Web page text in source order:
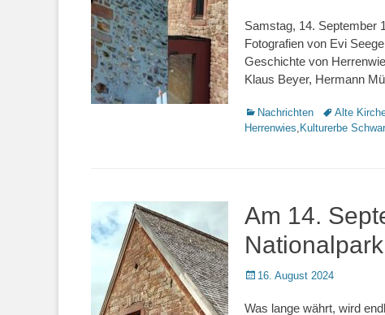
Samstag, 14. September
Fotografien von Evi
Geschichte von
Klaus Beyer, Hermann
Kategorien
Nachrichten Schlagworte
Alte
Herrenwies, Kulturerbe
Am 14.
Veröffentlicht
16. August 2024
Was lange währt, wird